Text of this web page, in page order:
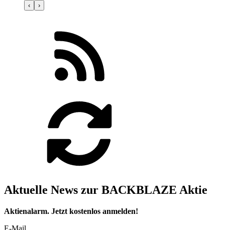
‹ ›
Aktuelle News zur BACKBLAZE Aktie
Aktienalarm. Jetzt kostenlos anmelden!
E-Mail